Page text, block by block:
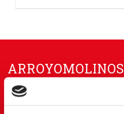
ARROYOMOLINOS
91 668 63 40